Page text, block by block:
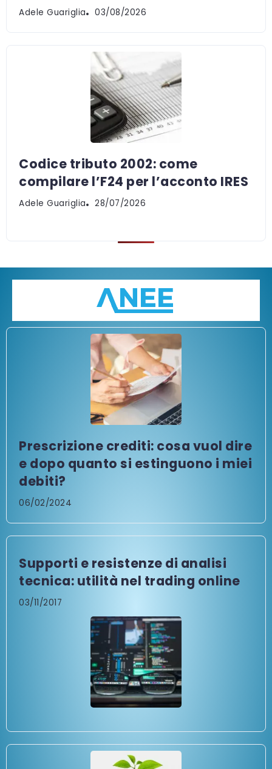
Adele Guariglia 03/08/2026
Codice tributo 2002: come
compilare l’F24 per l’acconto IRES
Adele Guariglia 28/07/2026
Prescrizione crediti: cosa vuol dire
e dopo quanto si estinguono i miei
debiti?
06/02/2024
Supporti e resistenze di analisi
tecnica: utilità nel trading online
03/11/2017